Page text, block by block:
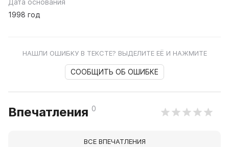
Дата основания
1998 год
НАШЛИ ОШИБКУ В ТЕКСТЕ? ВЫДЕЛИТЕ ЕЁ И НАЖМИТЕ
СООБЩИТЬ ОБ ОШИБКЕ
Впечатления 0
ВСЕ ВПЕЧАТЛЕНИЯ